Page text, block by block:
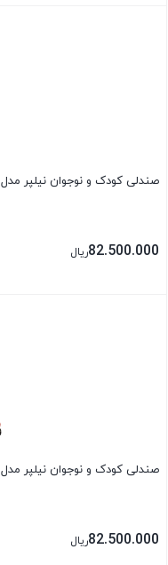
صندلی کودک و نوجوان نیلپر مدل KCR518D
82.500.000ریال
صندلی کودک و نوجوان نیلپر مدل KCR518KC
82.500.000ریال